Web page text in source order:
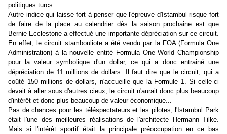
politiques turcs.
Autre indice qui laisse fort à penser que l'épreuve d'Istambul risque fort
de faire de la place au calendrier dès la saison prochaine est que
Bernie Ecclestone a effectué une importante dépréciation sur ce circuit.
En effet, le circuit stambouliote a été vendu par la FOA (Formula One
Administration) à la nouvelle entité Formula One World Championship
pour la valeur symbolique d'un dollar, ce qui a donc entrainé une
dépréciation de 11 millions de dollars. Il faut dire que le circuit, qui a
coûté 150 millions de dollars, n'accueille que la Formule 1. Si celle-ci
devait à aller sous d'autres cieux, le circuit n'aurait donc plus beaucoup
d'intérêt et donc plus beaucoup de valeur économique...
Pas de chances pour les téléspectateurs et les pilotes, l'Istambul Park
était l'une des meilleures réalisations de l'architecte Hermann Tilke.
Mais si l'intérêt sportif était la principale préoccupation en ce bas